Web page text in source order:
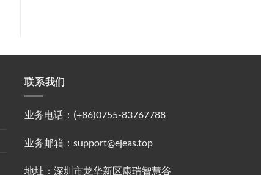
联系我们
业务电话：(+86)0755-83767788
业务邮箱：support@ejeas.top
地址：深圳市龙华新区康瑞智慧谷